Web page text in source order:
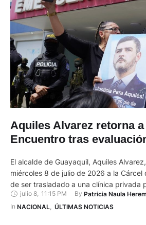
Aquiles Alvarez retorna
Encuentro tras
El alcalde de Guayaquil, Aquiles
miércoles 8 de julio de 2026 a la Cárcel
de ser trasladado a una clínica privada
exámenes médicos relacionados con un
vesícula. Durante la mañana, Alvarez
julio 8, 11:15 PM By Patricia Naula
In NACIONAL ÚLTIMAS NOTICIAS